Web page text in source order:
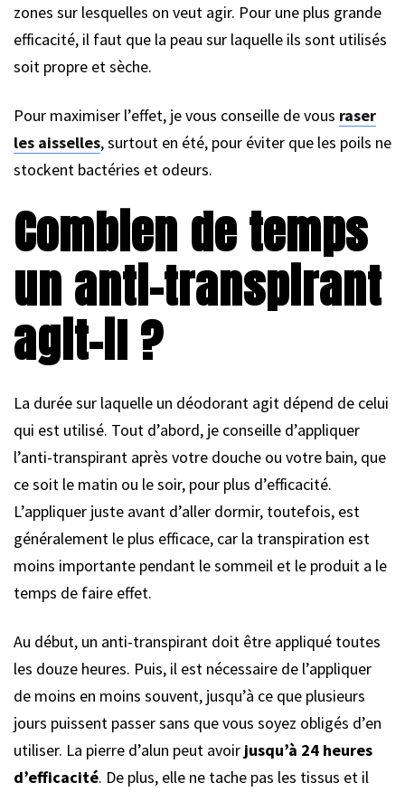
zones sur lesquelles on veut agir. Pour une plus grande
efficacité, il faut que la peau sur laquelle ils sont utilisés
soit propre et sèche.
Pour maximiser l’effet, je vous conseille de vous raser
les aisselles, surtout en été, pour éviter que les poils ne
stockent bactéries et odeurs.
Combien de temps
un anti-transpirant
agit-il ?
La durée sur laquelle un déodorant agit dépend de celui
qui est utilisé. Tout d’abord, je conseille d’appliquer
l’anti-transpirant après votre douche ou votre bain, que
ce soit le matin ou le soir, pour plus d’efficacité.
L’appliquer juste avant d’aller dormir, toutefois, est
généralement le plus efficace, car la transpiration est
moins importante pendant le sommeil et le produit a le
temps de faire effet.
Au début, un anti-transpirant doit être appliqué toutes
les douze heures. Puis, il est nécessaire de l’appliquer
de moins en moins souvent, jusqu’à ce que plusieurs
jours puissent passer sans que vous soyez obligés d’en
utiliser. La pierre d’alun peut avoir jusqu’à 24 heures
d’efficacité. De plus, elle ne tache pas les tissus et il